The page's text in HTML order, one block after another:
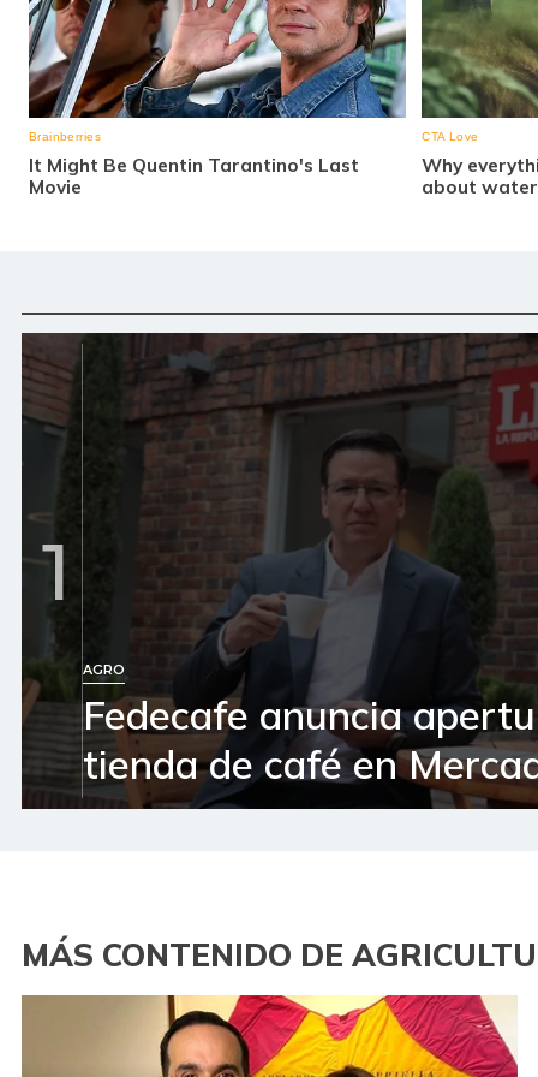
1
AGRO
Fedecafe anuncia
tienda de café en
MÁS CONTENIDO DE